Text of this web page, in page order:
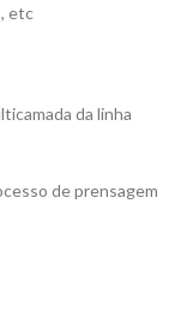
etc
da linha
de prensagem